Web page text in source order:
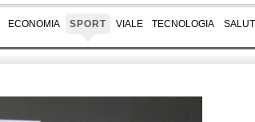
ECONOMIA SPORT VIALE TECNOLOGIA